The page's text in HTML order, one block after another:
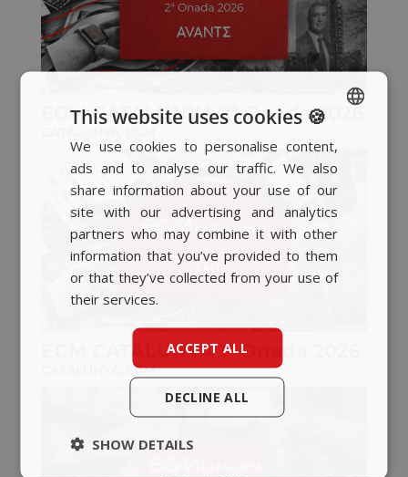
EGM CATALUNYA 2ª Onada 2026
EGM CATALUNYA 1ª Onada 2026
EGM
SPANISH
BASQUE
CATALAN
ENGLISH
This website uses cookies 🍪
We use cookies to personalise content,
ads and to analyse our traffic. We also
share information about your use of our
site with our advertising and analytics
partners who may combine it with other
information that you’ve provided to them
or that they’ve collected from your use of
their services.
ACCEPT ALL
DECLINE ALL
SHOW DETAILS